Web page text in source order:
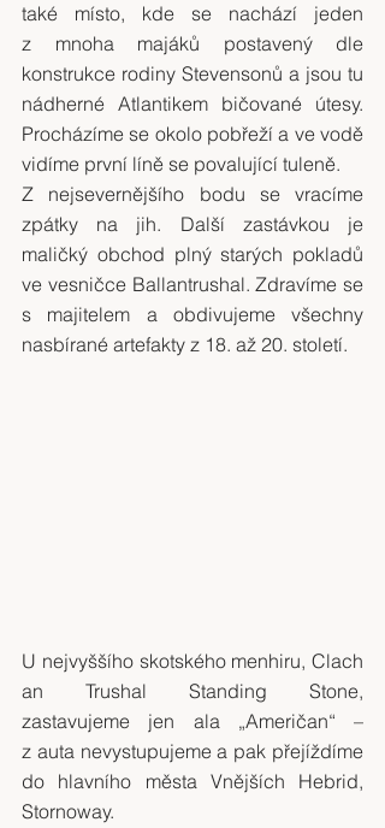
také místo, kde se nachází jeden
z mnoha majáků postavený dle
konstrukce rodiny Stevensonů a jsou tu
nádherné Atlantikem bičované útesy.
Procházíme se okolo pobřeží a ve vodě
vidíme první líně se povalující tuleně.
Z nejsevernějšího bodu se vracíme
zpátky na jih. Další zastávkou je
maličký obchod plný starých pokladů
ve vesničce Ballantrushal. Zdravíme se
s majitelem a obdivujeme všechny
nasbírané artefakty z 18. až 20. století.
U nejvyššího skotského menhiru, Clach
an Trushal Standing Stone,
zastavujeme jen ala „Američan“ –
z auta nevystupujeme a pak přejíždíme
do hlavního města Vnějších Hebrid,
Stornoway.